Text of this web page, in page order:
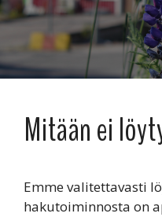
Mitään ei
Emme valitettavasti
hakutoiminnosta on